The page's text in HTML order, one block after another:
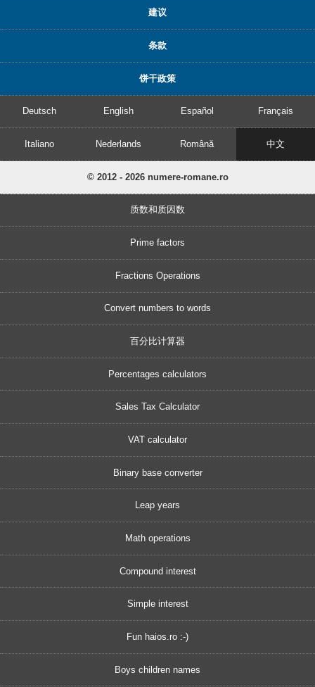
建议
条款
饼干政策
Deutsch English Español Français
Italiano Nederlands Română 中文
© 2012 - 2026 numere-romane.ro
质数和质因数
Prime factors
Fractions Operations
Convert numbers to words
百分比计算器
Percentages calculators
Sales Tax Calculator
VAT calculator
Binary base converter
Leap years
Math operations
Compound interest
Simple interest
Fun haios.ro :-)
Boys children names